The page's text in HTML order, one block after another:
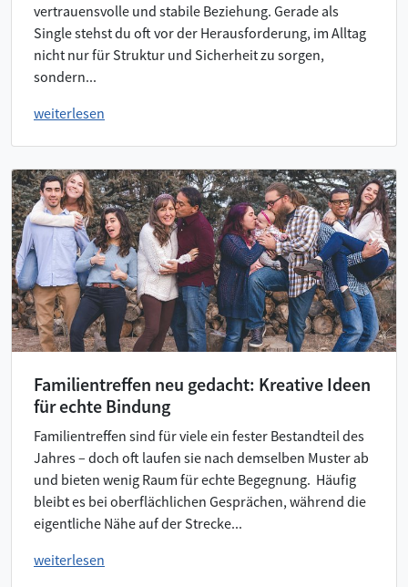
vertrauensvolle und stabile Beziehung. Gerade als
Single stehst du oft vor der Herausforderung, im Alltag
nicht nur für Struktur und Sicherheit zu sorgen,
sondern...
weiterlesen
Familientreffen neu gedacht: Kreative Ideen
für echte Bindung
Familientreffen sind für viele ein fester Bestandteil des
Jahres – doch oft laufen sie nach demselben Muster ab
und bieten wenig Raum für echte Begegnung. Häufig
bleibt es bei oberflächlichen Gesprächen, während die
eigentliche Nähe auf der Strecke...
weiterlesen